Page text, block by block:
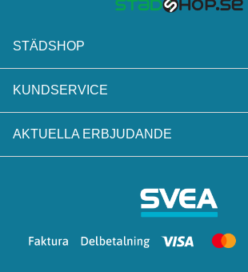
STÄDSHOP
KUNDSERVICE
AKTUELLA ERBJUDANDE